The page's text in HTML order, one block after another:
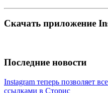
Скачать приложение
Последние новости
Instagram теперь позволяет
ссылками в Сторис